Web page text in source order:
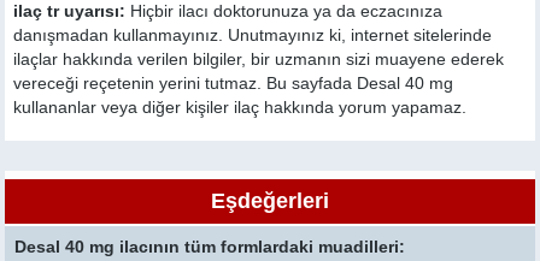
ilaç tr uyarısı: Hiçbir ilacı doktorunuza ya da eczacınıza
danışmadan kullanmayınız. Unutmayınız ki, internet sitelerinde
ilaçlar hakkında verilen bilgiler, bir uzmanın sizi muayene ederek
vereceği reçetenin yerini tutmaz. Bu sayfada Desal 40 mg
kullananlar veya diğer kişiler ilaç hakkında yorum yapamaz.
Eşdeğerleri
Desal 40 mg ilacının tüm formlardaki muadilleri: